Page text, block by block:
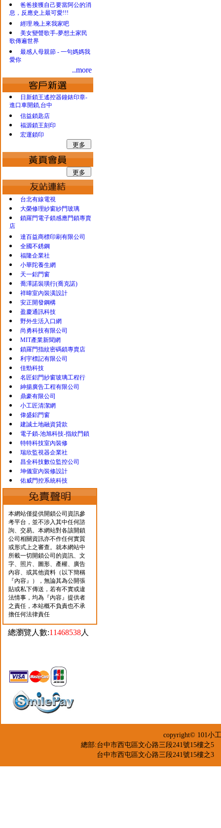
爸爸接獲自己要當阿公的消
息，反應史上最可愛!!!
經理.晚上來我家吧
美女變聲歌手-夢想土家民
歌傳遍世界
最感人母親節 - 一句媽媽我
愛你
..more
日新鎖王遙控器鐘錶印章-
進口車開鎖,台中
信益鎖匙店
福源鎖王刻印
宏運鎖印
台北有線電視
大榮修理紗窗紗門玻璃
鎖羅門電子鎖感應門鎖專賣
店
達百益商標印刷有限公司
全國不銹鋼
福隆企業社
小華陀養生網
天一鋁門窗
喬澤諾裝璜行(喬克諾)
祥暐室內裝潢設計
安正開發鋼構
盈慶通訊科技
野外生活入口網
尚勇科技有限公司
MIT產業新聞網
鎖羅門指紋密碼鎖專賣店
利宇標記有限公司
佳勁科技
名匠鋁門紗窗玻璃工程行
紳揚廣告工程有限公司
鼎豪有限公司
小工匠清潔網
偉盛鋁門窗
建誠土地融資貸款
電子鎖-池旭科技-指紋門鎖
特特科技室內裝修
瑞欣監視器企業社
昌全科技數位監控公司
坤儀室內裝修設計
佑威門控系統科技
本網站僅提供開鎖公司資訊參
考平台，並不涉入其中任何諮
詢、交易。本網站對各該開鎖
公司相關資訊亦不作任何實質
或形式上之審查。就本網站中
所載一切開鎖公司的資訊、文
字、照片、圖形、產權、廣告
內容、或其他資料（以下簡稱
『內容』），無論其為公開張
貼或私下傳送，若有不實或違
法情事，均為『內容』提供者
之責任，本站概不負責也不承
擔任何法律責任
總瀏覽人數:11468538人
copyright© 101
總部:台中市西屯區文心路三段241號15樓之5
台中市西屯區文心路三段241號15樓之